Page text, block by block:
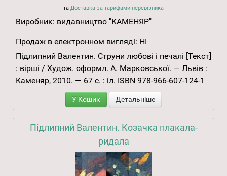
та Доставка за тарифами перевізника
Виробник: видавництво "КАМЕНЯР"
Продаж в електронном вигляді: НІ
Підлипний Валентин. Струни любові і печалі [Текст]
: вірші / Худож. оформл. А. Марковської. — Львів :
Каменяр, 2010. — 67 с. : іл. ISBN 978-966-607-124-1
У Кошик Детальніше
Підлипний Валентин. Козачка плакала-
ридала